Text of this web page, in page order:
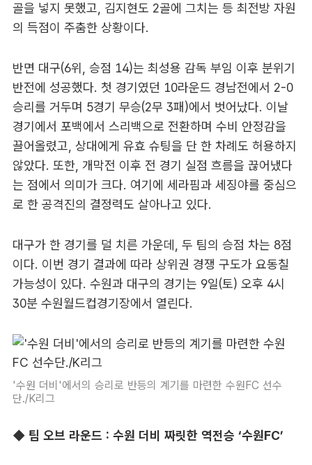
골을 넣지 못했고, 김지현도 2골에 그치는 등 최전방 자원
의 득점이 주춤한 상황이다.
반면 대구(6위, 승점 14)는 최성용 감독 부임 이후 분위기
반전에 성공했다. 첫 경기였던 10라운드 경남전에서 2-0
승리를 거두며 5경기 무승(2무 3패)에서 벗어났다. 이날
경기에서 포백에서 스리백으로 전환하며 수비 안정감을
끌어올렸고, 상대에게 유효 슈팅을 단 한 차례도 허용하지
않았다. 또한, 개막전 이후 전 경기 실점 흐름을 끊어냈다
는 점에서 의미가 크다. 여기에 세라핌과 세징야를 중심으
로 한 공격진의 결정력도 살아나고 있다.
대구가 한 경기를 덜 치른 가운데, 두 팀의 승점 차는 8점
이다. 이번 경기 결과에 따라 상위권 경쟁 구도가 요동칠
가능성이 있다. 수원과 대구의 경기는 9일(토) 오후 4시
30분 수원월드컵경기장에서 열린다.
'수원 더비'에서의 승리로 반등의 계기를 마련한 수원FC 선수
단./K리그
◆ 팀 오브 라운드 : 수원 더비 짜릿한 역전승 ‘수원FC’